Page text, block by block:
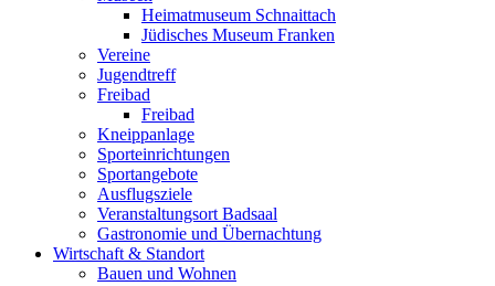
Heimatmuseum Schnaittach
Jüdisches Museum Franken
Vereine
Jugendtreff
Freibad
Freibad
Kneippanlage
Sporteinrichtungen
Sportangebote
Ausflugsziele
Veranstaltungsort Badsaal
Gastronomie und Übernachtung
Wirtschaft & Standort
Bauen und Wohnen